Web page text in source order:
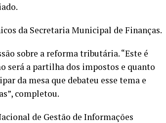
da Secretaria Municipal de Finanças.
sobre a reforma tributária. “Este é
será a partilha dos impostos e quanto
da mesa que debateu esse tema e
completou.
de Gestão de Informações